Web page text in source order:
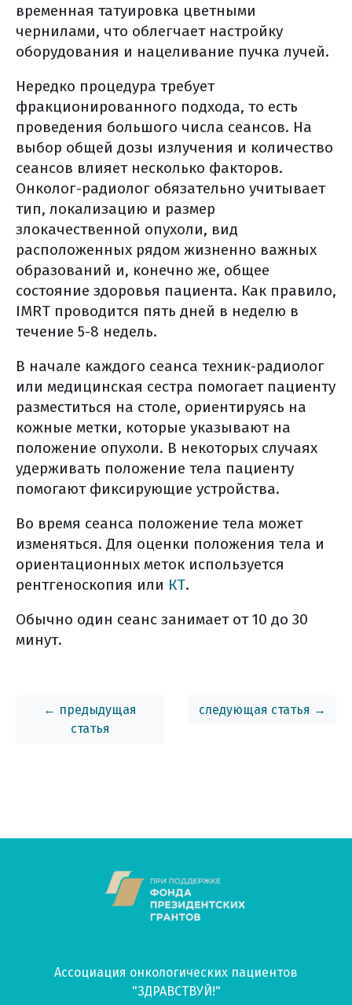
временная татуировка цветными
чернилами, что облегчает настройку
оборудования и нацеливание пучка лучей.
Нередко процедура требует
фракционированного подхода, то есть
проведения большого числа сеансов. На
выбор общей дозы излучения и количество
сеансов влияет несколько факторов.
Онколог-радиолог обязательно учитывает
тип, локализацию и размер
злокачественной опухоли, вид
расположенных рядом жизненно важных
образований и, конечно же, общее
состояние здоровья пациента. Как правило,
IMRT проводится пять дней в неделю в
течение 5-8 недель.
В начале каждого сеанса техник-радиолог
или медицинская сестра помогает пациенту
разместиться на столе, ориентируясь на
кожные метки, которые указывают на
положение опухоли. В некоторых случаях
удерживать положение тела пациенту
помогают фиксирующие устройства.
Во время сеанса положение тела может
изменяться. Для оценки положения тела и
ориентационных меток используется
рентгеноскопия или КТ.
Обычно один сеанс занимает от 10 до 30
минут.
← предыдущая
статья
следующая статья →
Ассоциация онкологических пациентов
"ЗДРАВСТВУЙ!"